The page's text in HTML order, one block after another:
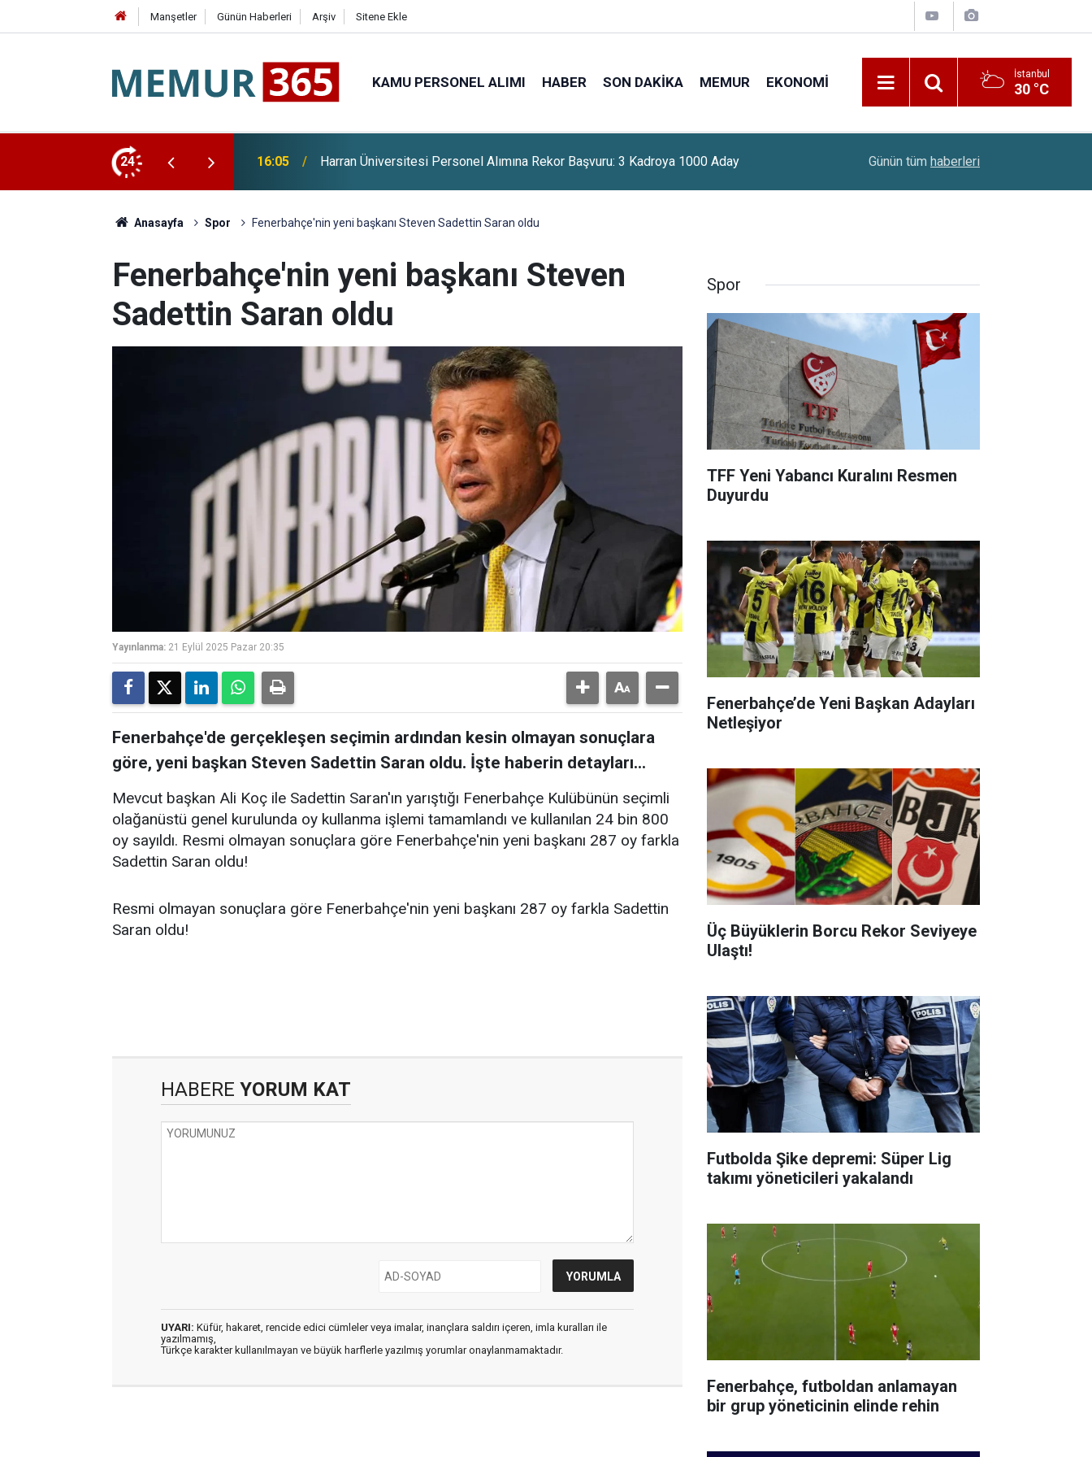
Manşetler Günün Haberleri Arşiv Sitene Ekle
KAMU PERSONEL ALIMI HABER SON DAKIKA MEMUR EKONOMI İstanbul
30 °C
24
Rekor Başvuru: 3 Kadroya 1000 Aday 15:34 27 Şehre Hızlı Tren Geliyor: 7 Saatlik Yolculuk 1 Saat 45 Dakikaya Düşecek Okullara Temizlik Görevlisi Alımı Detayları Belli
Günün tüm haberleri
Anasayfa Spor Fenerbahçe'nin yeni başkanı Steven Sadettin Saran oldu
Fenerbahçe'nin yeni başkanı Steven
Sadettin Saran oldu
Yayınlanma: 21 Eylül 2025 Pazar 20:35
Fenerbahçe'de gerçekleşen seçimin ardından kesin olmayan sonuçlara
göre, yeni başkan Steven Sadettin Saran oldu. İşte haberin detayları...
Mevcut başkan Ali Koç ile Sadettin Saran'ın yarıştığı Fenerbahçe Kulübünün seçimli
olağanüstü genel kurulunda oy kullanma işlemi tamamlandı ve kullanılan 24 bin 800
oy sayıldı. Resmi olmayan sonuçlara göre Fenerbahçe'nin yeni başkanı 287 oy farkla
Sadettin Saran oldu!
Resmi olmayan sonuçlara göre Fenerbahçe'nin yeni başkanı 287 oy farkla Sadettin
Saran oldu!
HABERE YORUM KAT
UYARI: Küfür, hakaret, rencide edici cümleler veya imalar, inançlara saldırı içeren, imla kuralları ile
yazılmamış,
Türkçe karakter kullanılmayan ve büyük harflerle yazılmış yorumlar onaylanmamaktadır.
Spor
TFF Yeni Yabancı Kuralını Resmen
Duyurdu
Fenerbahçe’de Yeni Başkan Adayları
Netleşiyor
Üç Büyüklerin Borcu Rekor Seviyeye
Ulaştı!
Futbolda Şike depremi: Süper Lig
takımı yöneticileri yakalandı
Fenerbahçe, futboldan anlamayan
bir grup yöneticinin elinde rehin